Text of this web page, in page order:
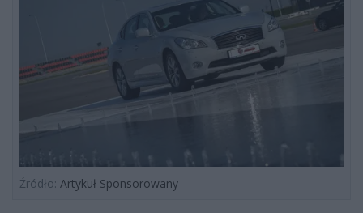
Źródło: Artykuł Sponsorowany